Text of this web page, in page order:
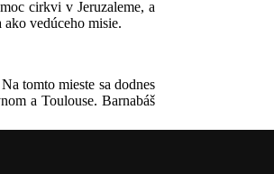
cirkvi v Jeruzaleme, a
vedúceho misie.
tomto mieste sa dodnes
a Toulouse. Barnabáš